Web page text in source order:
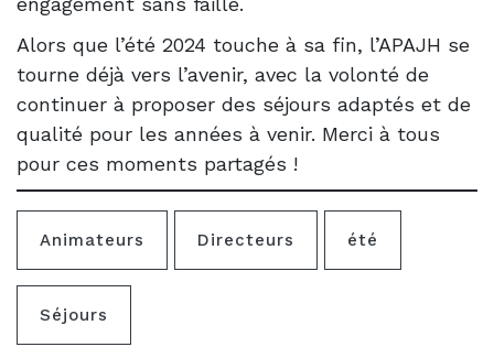
Alors que l’été 2024 touche à sa fin, l’APAJH se
tourne déjà vers l’avenir, avec la volonté de
continuer à proposer des séjours adaptés et de
qualité pour les années à venir. Merci à tous
pour ces moments partagés !
Animateurs Directeurs été
Séjours